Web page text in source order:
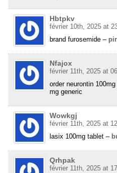
Hbtpkv
février 10th, 2025 at
brand furosemide –
Nfajox
février 11th, 2025 at
order neurontin
mg generic
Wowkgj
février 11th, 2025 at
lasix 100mg tablet –
Qrhpak
février 11th, 2025 at